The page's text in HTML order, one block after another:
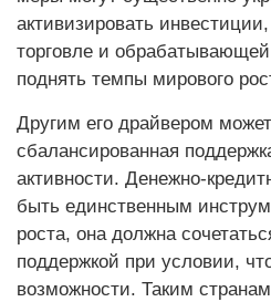
активизировать
торговле и
поднять темпы мирового
Другим его драйвером
сбалансированная
активности. Денежно-
быть единственным
роста, она должна
поддержкой при условии,
возможности. Таким